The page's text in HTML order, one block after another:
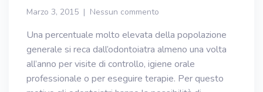
Marzo 3, 2015 Nessun commento
Una percentuale molto elevata della popolazione
generale si reca dall’odontoiatra almeno una volta
all’anno per visite di controllo, igiene orale
professionale o per eseguire terapie. Per questo